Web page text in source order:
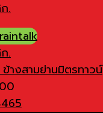
.
.
างสามย่านมิตรทาวน์